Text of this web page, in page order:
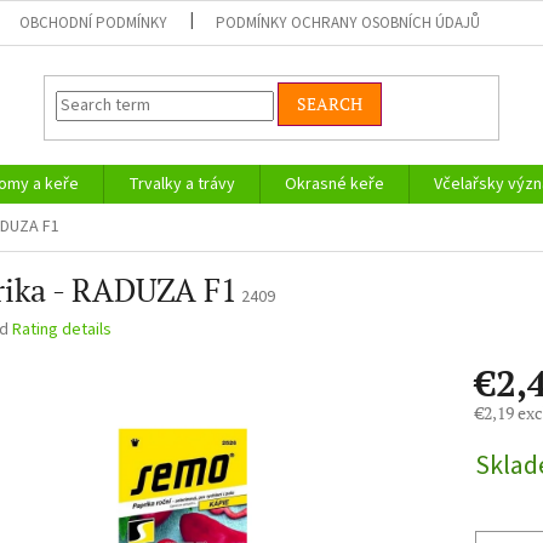
OBCHODNÍ PODMÍNKY PODMÍNKY OCHRANY OSOBNÍCH ÚDAJŮ
SEARCH
a keře Trvalky a trávy Okrasné keře Včelařsky
F1
- RADUZA F1 2409
Rating details
€2,19
price: